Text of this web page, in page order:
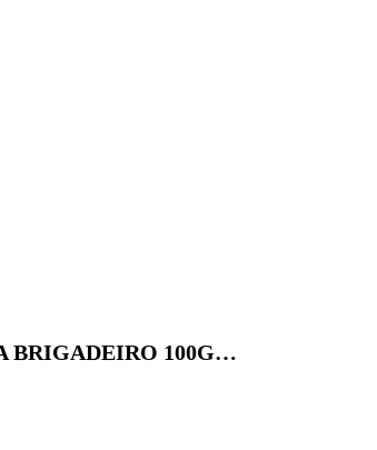
BRIGADEIRO 100G…